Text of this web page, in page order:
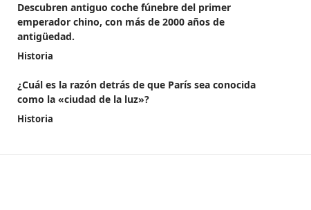
Descubren antiguo coche fúnebre del primer
emperador chino, con más de 2000 años de
antigüedad.
Historia
¿Cuál es la razón detrás de que París sea conocida
como la «ciudad de la luz»?
Historia